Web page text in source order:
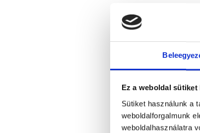
Ez a weboldal sütiket
Sütiket használunk a
weboldalforgalmunk
weboldalhasználatra